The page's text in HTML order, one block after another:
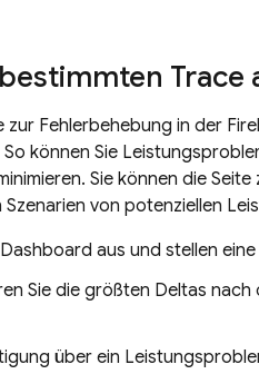
Trace
zur Fehlerbehebung in der
können Sie
Sie können die
von potenziellen
aus und stellen
Sie die größten Deltas
über ein